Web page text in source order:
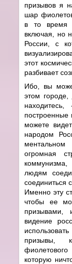
призывов я
шар
в то время
включая, но
России, с
этот
разбивает
Ибо, вы
этом
можете
народом
огромная
людям
соединиться
Именно эту
чтобы ее
видение
призывы,
которую